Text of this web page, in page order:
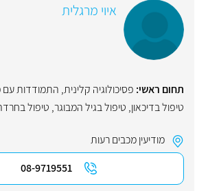
איוי מרגלית
תחום ראשי: פסיכולוגיה קלינית, התמודדות עם
טיפול בדיכאון, טיפול בגיל המבוגר, טיפול
מודיעין מכבים רעות
08-9719551